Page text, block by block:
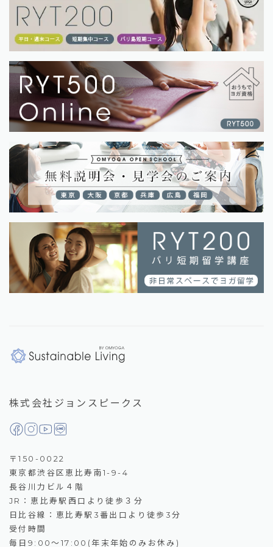
株式会社ジョンスピークス
〒150-0022
東京都渋谷区恵比寿南1-9-4
長谷川力ビル４階
JR：恵比寿駅西口より徒歩３分
日比谷線：恵比寿駅3番出口より徒歩3分
受付時間
毎日9:00～17:00(年末年始のみお休み)